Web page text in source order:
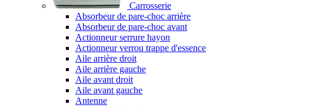
Carrosserie
Absorbeur de pare-choc arrière
Absorbeur de pare-choc avant
Actionneur serrure hayon
Actionneur verrou trappe d'essence
Aile arrière droit
Aile arrière gauche
Aile avant droit
Aile avant gauche
Antenne